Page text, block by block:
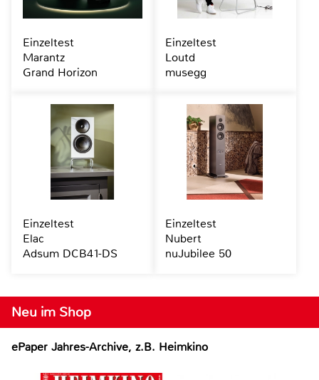
Neu im Shop
ePaper Jahres-Archive, z.B. Heimkino
Einzeltest
Marantz
Grand Horizon
Einzeltest
Loutd
musegg
Einzeltest
Elac
Adsum DCB41-DS
Einzeltest
Nubert
nuJubilee 50